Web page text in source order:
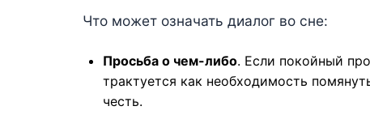
Что может означать диалог во сне:
Просьба о чем-либо. Если покойный
трактуется как необходимость
честь.